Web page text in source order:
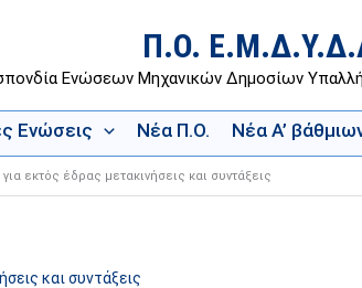
Π.Ο.
Ενώσεων Μηχανικών Δημοσίων
Ενώσεις Νέα Π.Ο. Νέα Α’
εκτός έδρας μετακινήσεις και συντάξεις
και συντάξεις